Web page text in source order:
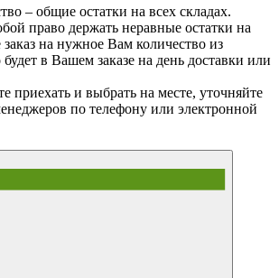
– общие остатки на всех складах.
право держать неравные остатки на
на нужное Вам количество из
в Вашем заказе на день доставки или
приехать и выбрать на месте, уточняйте
по телефону или электронной